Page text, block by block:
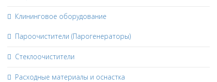
Клининговое оборудование
Пароочистители (Парогенераторы)
Стеклоочистители
Расходные материалы и оснастка